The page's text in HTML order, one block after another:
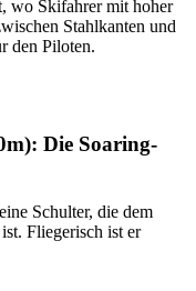
wo Skifahrer mit hoher
Stahlkanten und
den Piloten.
Die Soaring-
Schulter, die dem
Fliegerisch ist er